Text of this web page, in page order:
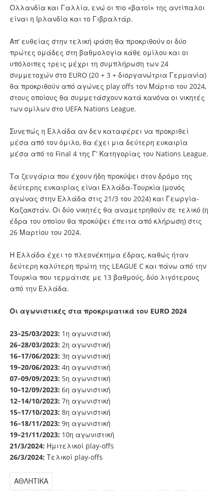
Ολλανδία και Γαλλία, ενώ οι πιο «βατοί» της αντίπαλοι
είναι η Ιρλανδία και το Γιβραλτάρ.
Απ’ ευθείας στην τελική φάση θα προκριθούν οι δύο
πρώτες ομάδες στη βαθμολογία κάθε ομίλου και οι
υπόλοιπες τρεις μέχρι τη συμπλήρωση των 24
συμμετοχών στο EURO (20 + 3 + διοργανώτρια Γερμανία)
θα προκριθούν από αγώνες play offs τον Μάρτιο του 2024,
στους οποίους θα συμμετάσχουν κατά κανόνα οι νικητές
των ομίλων στο UEFA Nations League.
Συνεπώς η Ελλάδα αν δεν καταφέρει να προκριθεί
μέσα από τον όμιλο, θα έχει μια δεύτερη ευκαιρία
μέσα από το Final 4 της Γ’ Κατηγορίας του Nations League.
Τα ζευγάρια που έχουν ήδη προκύψει στον δρόμο της
δεύτερης ευκαιρίας είναι Ελλάδα-Τουρκία (μονός
αγώνας στην Ελλάδα στις 21/3 του 2024) και Γεωργία-
Καζακστάν. Οι δύο νικητές θα αναμετρηθούν σε τελικό (η
έδρα του οποίου θα προκύψει έπειτα από κλήρωση) στις
26 Μαρτίου του 2024.
Η Ελλάδα έχει το πλεονέκτημα έδρας, καθώς ήταν
δεύτερη καλύτερη πρώτη της LEAGUE C και πάνω από την
Τουρκία που τερμάτισε με 13 βαθμούς, δύο λιγότερους
από την Ελλάδα.
Οι αγωνιστικές στα προκριματικά του EURO 2024
23–25/03/2023: 1η αγωνιστική
26–28/03/2023: 2η αγωνιστική
16–17/06/2023: 3η αγωνιστική
19–20/06/2023: 4η αγωνιστική
07–09/09/2023: 5η αγωνιστική
10–12/09/2023: 6η αγωνιστική
12–14/10/2023: 7η αγωνιστική
15–17/10/2023: 8η αγωνιστική
16–18/11/2023: 9η αγωνιστική
19–21/11/2023: 10η αγωνιστική
21/3/2024: Ημιτελικοί play-offs
26/3/2024: Τελικοί play-offs
ΑΘΛΗΤΙΚΑ